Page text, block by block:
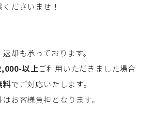
ださいませ！
却も承っております。
以上ご利用いただきました場合
料でご対応いたします。
お客様負担となります。